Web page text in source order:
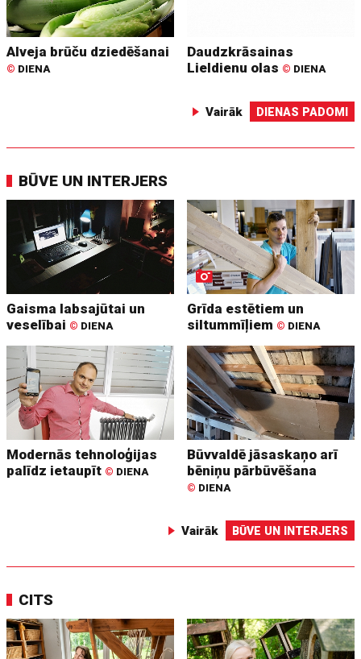
Alveja brūču dziedēšanai
© DIENA
Daudzkrāsainas
Lieldienu olas © DIENA
Vairāk DIENAS PADOMI
BŪVE UN INTERJERS
Gaisma labsajūtai un
veselībai © DIENA
Grīda estētiem un
siltummīļiem © DIENA
Modernās tehnoloģijas
palīdz ietaupīt © DIENA
Būvvaldē jāsaskaņo arī
bēniņu pārbūvēšana
© DIENA
Vairāk BŪVE UN INTERJERS
CITS